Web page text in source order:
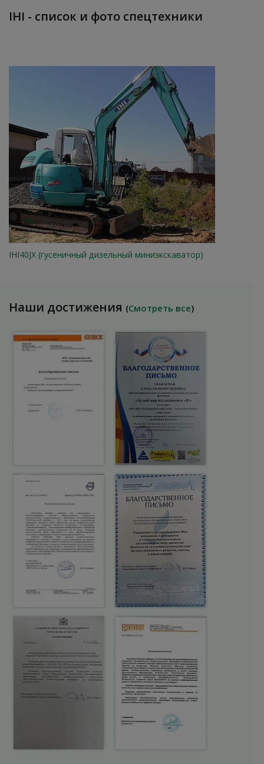
IHI - список и фото спецтехники
IHI40JX (гусеничный дизельный миниэкскаватор)
Наши достижения (Смотреть все)